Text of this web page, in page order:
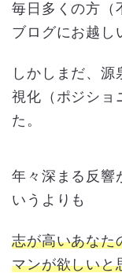
毎日多くの方（
ブログにお越し
しかしまだ、
視化（ポジショ
た。
年々深まる反響
いうよりも
志が高いあなた
マンが欲しいと